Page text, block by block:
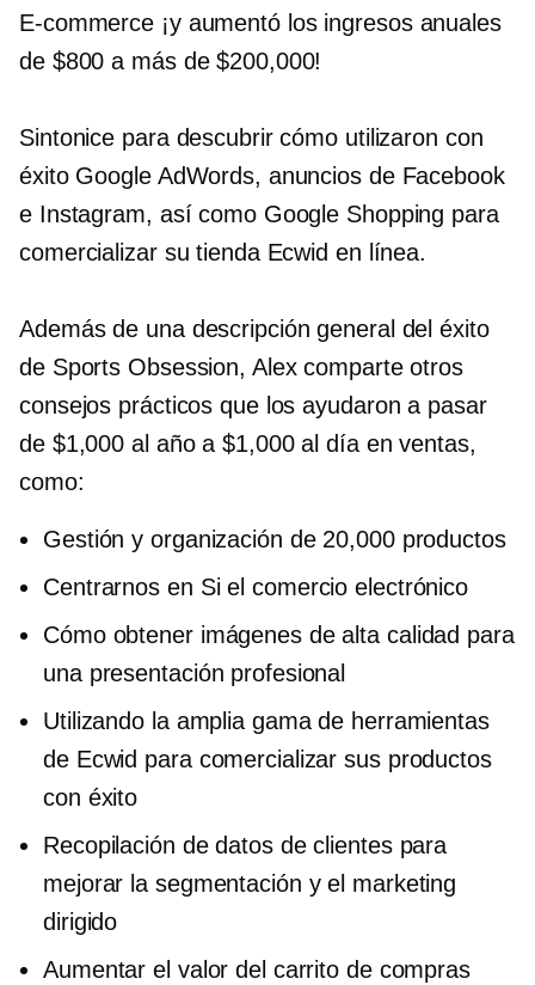
E-commerce ¡y aumentó los ingresos anuales
de $800 a más de $200,000!
Sintonice para descubrir cómo utilizaron con
éxito Google AdWords, anuncios de Facebook
e Instagram, así como Google Shopping para
comercializar su tienda Ecwid en línea.
Además de una descripción general del éxito
de Sports Obsession, Alex comparte otros
consejos prácticos que los ayudaron a pasar
de $1,000 al año a $1,000 al día en ventas,
como:
Gestión y organización de 20,000 productos
Centrarnos en Si el comercio electrónico
Cómo obtener imágenes de alta calidad para
una presentación profesional
Utilizando la amplia gama de herramientas
de Ecwid para comercializar sus productos
con éxito
Recopilación de datos de clientes para
mejorar la segmentación y el marketing
dirigido
Aumentar el valor del carrito de compras